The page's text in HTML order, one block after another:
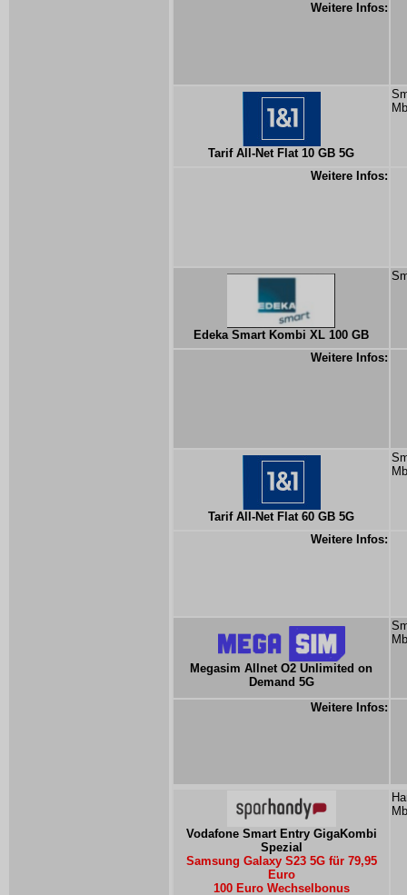
Weitere Infos:
Tarif All-Net Flat 10 GB 5G
Weitere Infos:
Edeka Smart Kombi XL 100 GB
Weitere Infos:
Tarif All-Net Flat 60 GB 5G
Weitere Infos:
Megasim Allnet O2 Unlimited on
Demand 5G
Weitere Infos:
Vodafone Smart Entry GigaKombi
Spezial
Samsung Galaxy S23 5G für 79,95
Euro
100 Euro Wechselbonus